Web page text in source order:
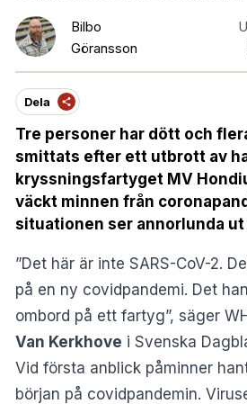
Bilbo
Göransson
Dela
Tre personer har dött och
smittats efter ett utbrott av
kryssningsfartyget MV
väckt minnen från
situationen ser annorlunda ut
”Det här är inte SARS-CoV-2.
på en ny covidpandemi. Det
ombord på ett fartyg”, säger
Van Kerkhove i Svenska
Vid första anblick påminner
början på covidpandemin.